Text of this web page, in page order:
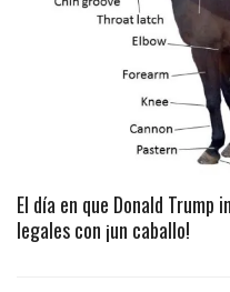
El día en que Donald
legales con ¡un caballo!